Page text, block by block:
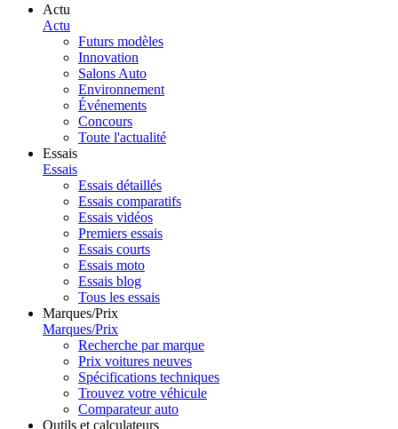
Actu
Actu
Futurs modèles
Innovation
Salons Auto
Environnement
Événements
Concours
Toute l'actualité
Essais
Essais
Essais détaillés
Essais comparatifs
Essais vidéos
Premiers essais
Essais courts
Essais moto
Essais blog
Tous les essais
Marques/Prix
Marques/Prix
Recherche par marque
Prix voitures neuves
Spécifications techniques
Trouvez votre véhicule
Comparateur auto
Outils et calculateurs